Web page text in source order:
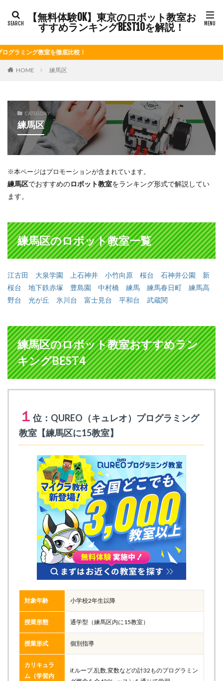
【無料体験OK】東京のロボット教室お
すすめランキングBEST10を解説！
底比較！
HOME 練馬区
CATEGORY
練馬区
※本ページはプロモーションが含まれています。
練馬区でおすすめのロボット教室をランキング形式で解説してい
ます。
練馬区のロボット教室一覧
江古田 大泉学園 上石神井 小竹向原 桜台 石神井公園
新
桜台
地下鉄赤塚 豊島園 中村橋 練馬 練馬春日町
練馬高
野台
光が丘 氷川台 富士見台 平和台 武蔵関
練馬区のロボット教室おすすめラン
キングBEST4
１ 位：QUREO（キュレオ）プログラミング
教室【練馬区に15教室】
対象年齢 小学校2年生以降
授業形態 通学型（練馬区内に15教室）
授業形式 個別指導
カリキュラ
ム（学習内
if,ループ,乱数,変数などの計32ものプログラミン